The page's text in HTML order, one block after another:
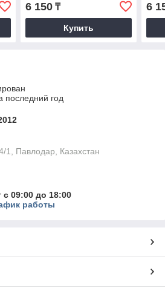
6 150₸
Купить
6
последний год
1, Павлодар, Казахстан
с 09:00 до 18:00
работы